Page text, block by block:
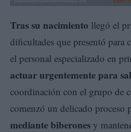
Tras su nacimiento llegó el
dificultades que presentó para
el personal especializado en
actuar urgentemente para
coordinación con el grupo de
comenzó un delicado proceso
mediante biberones y